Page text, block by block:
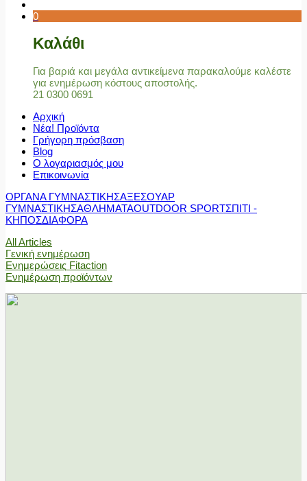
0
Καλάθι
Για βαριά και μεγάλα αντικείμενα παρακαλούμε καλέστε
για ενημέρωση κόστους αποστολής.
21 0300 0691
Αρχική
Νέα! Προϊόντα
Γρήγορη πρόσβαση
Blog
Ο λογαριασμός μου
Επικοινωνία
ΟΡΓΑΝΑ ΓΥΜΝΑΣΤΙΚΗΣΑΞΕΣΟΥΑΡ
ΓΥΜΝΑΣΤΙΚΗΣΑΘΛΗΜΑΤΑOUTDOOR SPORTΣΠΙΤΙ -
ΚΗΠΟΣΔΙΑΦΟΡΑ
All Articles
Γενική ενημέρωση
Ενημερώσεις Fitaction
Ενημέρωση προϊόντων